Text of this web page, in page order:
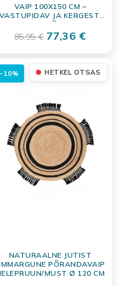
VAIP 100X150 CM –
VASTUPIDAV JA KERGESTI
PÕRANDAKATE
85,95 € 77,36 €
HETKEL OTSAS
NATURAALNE JUTIST
PÕRANDAVAIP
MUST Ø 120 CM
−10%